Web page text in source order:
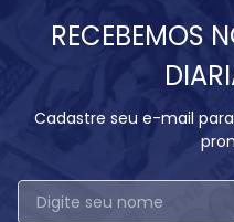
RECEBEMOS
Cadastre seu e-mail